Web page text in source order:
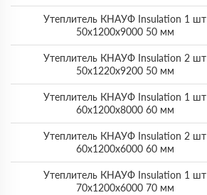
Утеплитель КНАУФ Insulation 1 шт
50х1200х9000 50 мм
Утеплитель КНАУФ Insulation 2 шт
50х1220х9200 50 мм
Утеплитель КНАУФ Insulation 1 шт
60х1200х8000 60 мм
Утеплитель КНАУФ Insulation 2 шт
60х1200х6000 60 мм
Утеплитель КНАУФ Insulation 1 шт
70х1200х6000 70 мм